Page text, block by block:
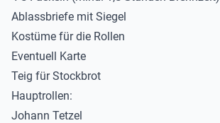
Ablassbriefe mit Siegel
Kostüme für die Rollen
Eventuell Karte
Teig für Stockbrot
Hauptrollen:
Johann Tetzel